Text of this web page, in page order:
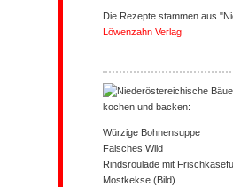
Die Rezepte stammen aus
Löwenzahn Verlag
kochen und backen:
Würzige Bohnensuppe
Falsches Wild
Rindsroulade mit
Mostkekse (Bild)